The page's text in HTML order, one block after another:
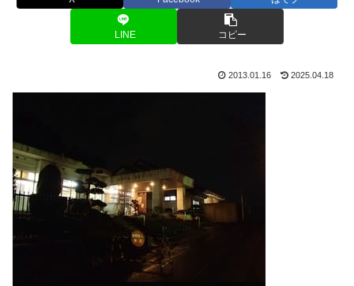
LINE コピー
2013.01.16 2025.04.18